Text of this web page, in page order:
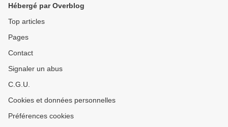
Hébergé par Overblog
Top articles
Pages
Contact
Signaler un abus
C.G.U.
Cookies et données personnelles
Préférences cookies